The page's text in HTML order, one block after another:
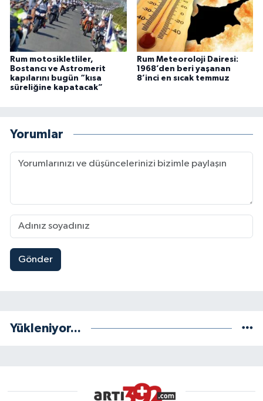
Rum motosikletliler,
Bostancı ve Astromerit
kapılarını bugün “kısa
süreliğine kapatacak”
Rum Meteoroloji Dairesi:
1968’den beri yaşanan
8’inci en sıcak temmuz
Yorumlar
Gönder
Yükleniyor...